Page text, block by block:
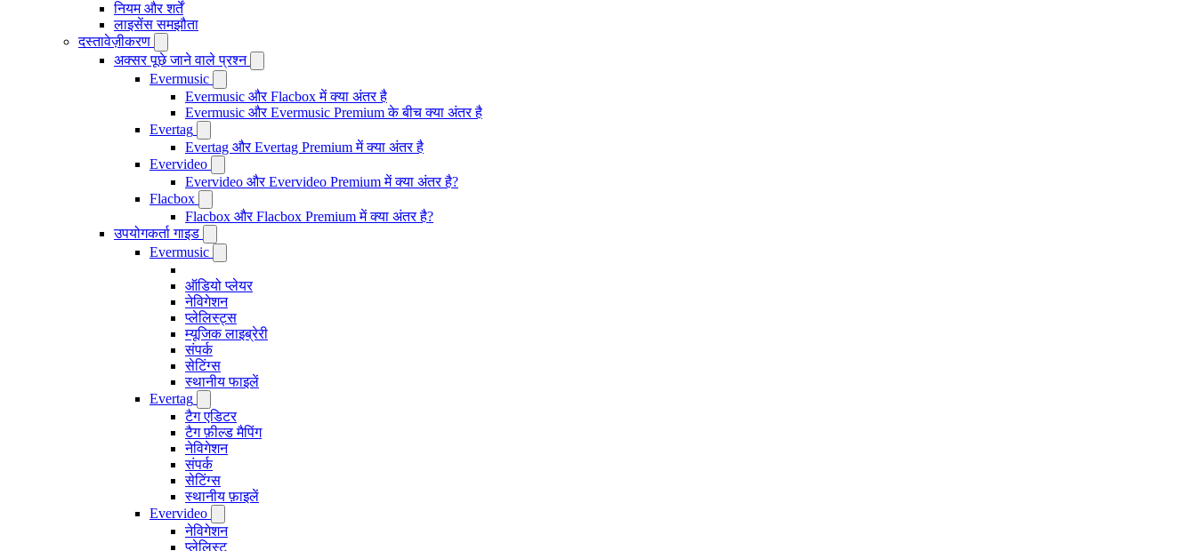
नियम और शर्तें
लाइसेंस समझौता
दस्तावेज़ीकरण
अक्सर पूछे जाने वाले प्रश्न
Evermusic
Evermusic और Flacbox में क्या अंतर है
Evermusic और Evermusic Premium के बीच क्या अंतर है
Evertag
Evertag और Evertag Premium में क्या अंतर है
Evervideo
Evervideo और Evervideo Premium में क्या अंतर है?
Flacbox
Flacbox और Flacbox Premium में क्या अंतर है?
उपयोगकर्ता गाइड
Evermusic
ऑडियो प्लेयर
नेविगेशन
प्लेलिस्ट्स
म्यूजिक लाइब्रेरी
संपर्क
सेटिंग्स
स्थानीय फाइलें
Evertag
टैग एडिटर
टैग फ़ील्ड मैपिंग
नेविगेशन
संपर्क
सेटिंग्स
स्थानीय फ़ाइलें
Evervideo
नेविगेशन
प्लेलिस्ट